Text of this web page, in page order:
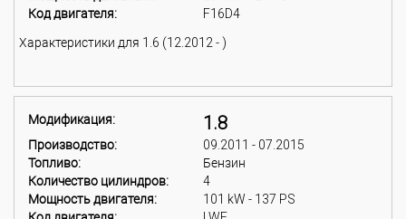
Код двигателя:
F16D4
Характеристики для 1.6 (12.2012 - )
Модификация: 1.8
Производство:
09.2011 - 07.2015
Топливо:
Бензин
Количество цилиндров:
4
Мощность двигателя:
101 kW - 137 PS